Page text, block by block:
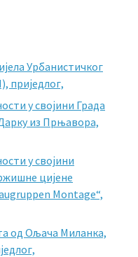
Урбанистичког
приједлог,
у својини Града
из Прњавора,
у својини
цијене
Montage“,
од Ољача Миланка,